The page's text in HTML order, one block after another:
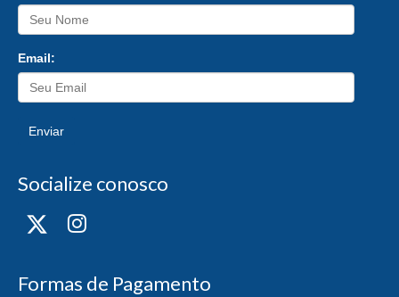
Email:
Enviar
Socialize conosco
Formas de Pagamento